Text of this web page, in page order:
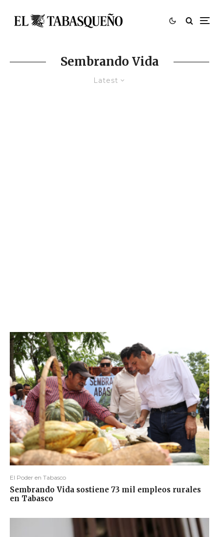
Sembrando Vida
Latest
El Poder en Tabasco
Sembrando Vida sostiene 73 mil empleos rurales
en Tabasco